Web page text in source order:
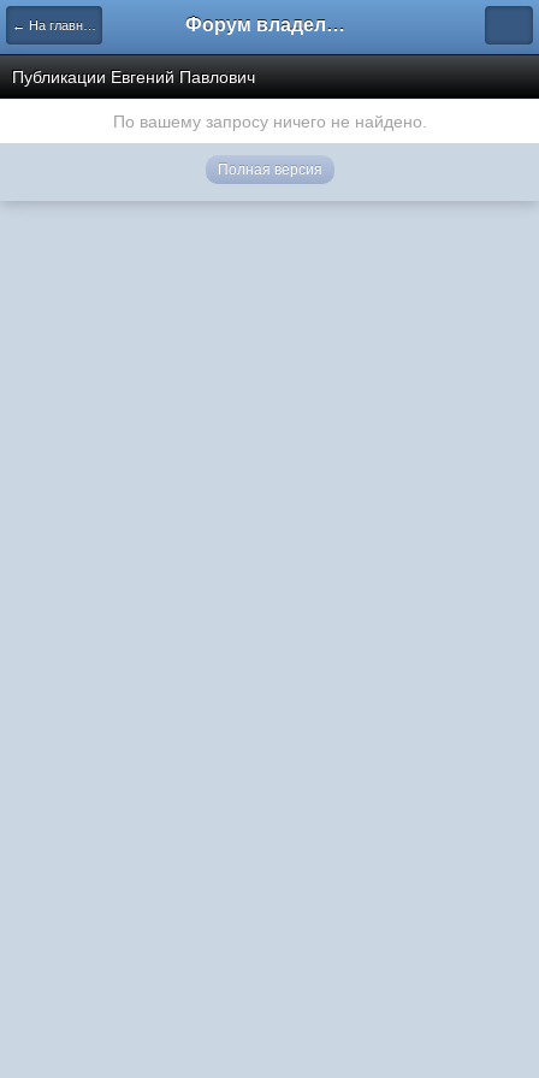
← На главную Форум владельцев интернет-магазинов
Публикации Евгений Павлович
По вашему запросу ничего не найдено.
Полная версия